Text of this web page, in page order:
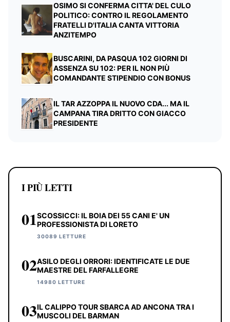
OSIMO SI CONFERMA CITTA' DEL CULO
POLITICO: CONTRO IL REGOLAMENTO
FRATELLI D'ITALIA CANTA VITTORIA
ANZITEMPO
BUSCARINI, DA PASQUA 102 GIORNI DI
ASSENZA SU 102: PER IL NON PIÙ
COMANDANTE STIPENDIO CON BONUS
IL TAR AZZOPPA IL NUOVO CDA... MA IL
CAMPANA TIRA DRITTO CON GIACCO
PRESIDENTE
I PIÙ LETTI
01SCOSSICCI: IL BOIA DEI 55 CANI E' UN
PROFESSIONISTA DI LORETO
30089 LETTURE
02ASILO DEGLI ORRORI: IDENTIFICATE LE DUE
MAESTRE DEL FARFALLEGRE
14980 LETTURE
03IL CALIPPO TOUR SBARCA AD ANCONA TRA I
MUSCOLI DEL BARMAN